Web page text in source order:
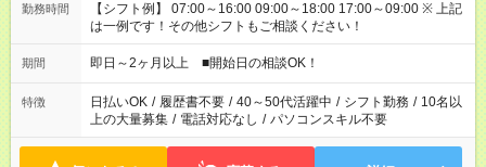
勤務時間
【シフト例】 07:00～16:00 09:00～18:00 17:00～09:00 ※ 上記
は一例です！その他シフトもご相談ください！
期間 即日～2ヶ月以上 ■開始日の相談OK！
特徴 日払いOK / 履歴書不要 / 40～50代活躍中 / シフト勤務 / 10名以
上の大量募集 / 電話対応なし / パソコンスキル不要